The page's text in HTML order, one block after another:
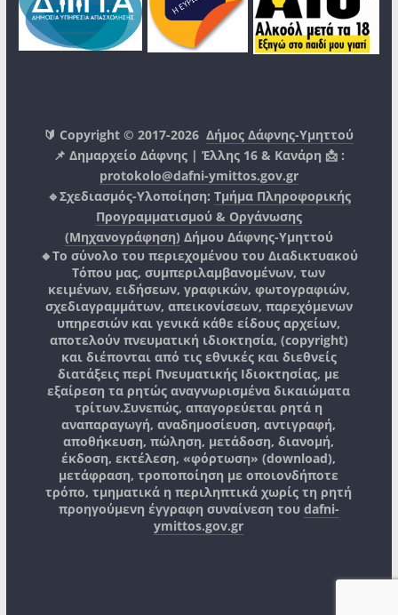
🔰 Copyright © 2017-2026Δήμος Δάφνης-Υμηττού
📌 Δημαρχείο Δάφνης | Έλλης 16 & Κανάρη 📩 :
protokolo@dafni-ymittos.gov.gr
🔹Σχεδιασμός-Υλοποίηση: Τμήμα Πληροφορικής
Προγραμματισμού & Οργάνωσης
(Μηχανογράφηση) Δήμου Δάφνης-Υμηττού
🔸Το σύνολο του περιεχομένου του Διαδικτυακού
Τόπου μας, συμπεριλαμβανομένων, των
κειμένων, ειδήσεων, γραφικών, φωτογραφιών,
σχεδιαγραμμάτων, απεικονίσεων, παρεχόμενων
υπηρεσιών και γενικά κάθε είδους αρχείων,
αποτελούν πνευματική ιδιοκτησία, (copyright)
και διέπονται από τις εθνικές και διεθνείς
διατάξεις περί Πνευματικής Ιδιοκτησίας, με
εξαίρεση τα ρητώς αναγνωρισμένα δικαιώματα
τρίτων.Συνεπώς, απαγορεύεται ρητά η
αναπαραγωγή, αναδημοσίευση, αντιγραφή,
αποθήκευση, πώληση, μετάδοση, διανομή,
έκδοση, εκτέλεση, «φόρτωση» (download),
μετάφραση, τροποποίηση με οποιονδήποτε
τρόπο, τμηματικά η περιληπτικά χωρίς τη ρητή
προηγούμενη έγγραφη συναίνεση του dafni-
ymittos.gov.gr